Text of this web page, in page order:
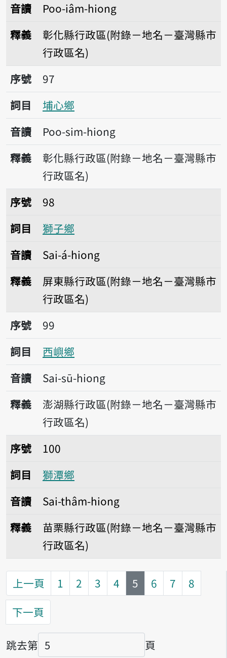
音讀
Poo-iâm-hiong
釋義
彰化縣行政區(附錄－地名－臺灣縣市
行政區名)
序號97埔心鄉
序號
97
詞目
埔心鄉
音讀
Poo-sim-hiong
釋義
彰化縣行政區(附錄－地名－臺灣縣市
行政區名)
序號98獅子鄉
序號
98
詞目
獅子鄉
音讀
Sai-á-hiong
釋義
屏東縣行政區(附錄－地名－臺灣縣市
行政區名)
序號99西嶼鄉
序號
99
詞目
西嶼鄉
音讀
Sai-sū-hiong
釋義
澎湖縣行政區(附錄－地名－臺灣縣市
行政區名)
序號100獅潭鄉
序號
100
詞目
獅潭鄉
音讀
Sai-thâm-hiong
釋義
苗栗縣行政區(附錄－地名－臺灣縣市
行政區名)
上一頁 1 2 3 4 第
5 6 7
8
下一頁
跳去第
頁碼
頁